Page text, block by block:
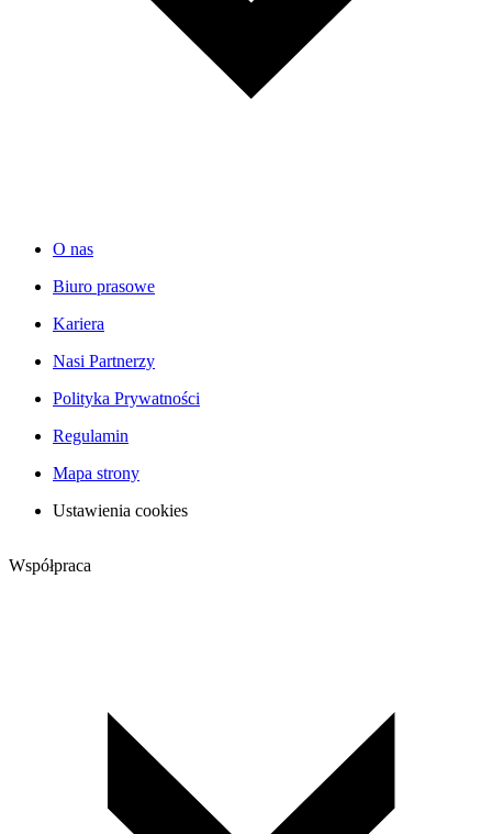
O nas
Biuro prasowe
Kariera
Nasi Partnerzy
Polityka Prywatności
Regulamin
Mapa strony
Ustawienia cookies
Współpraca